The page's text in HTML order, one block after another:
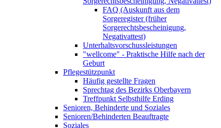
FAQ (Auskunft aus dem
Sorgeregister (früher
Sorgerechtsbescheinigung,
Negativattest)
Unterhaltsvorschussleistungen
"wellcome" - Praktische Hilfe nach der
Geburt
Pflegestützpunkt
Häufig gestellte Fragen
Sprechtag des Bezirks Oberbayern
Treffpunkt Selbsthilfe Erding
Senioren, Behinderte und Soziales
Senioren/Behinderten Beauftragte
Soziales